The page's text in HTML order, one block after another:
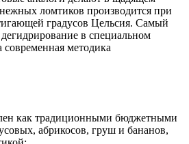
ломтиков производится при
градусов Цельсия. Самый
в специальном
современная методика
как традиционными бюджетными
абрикосов, груш и бананов,